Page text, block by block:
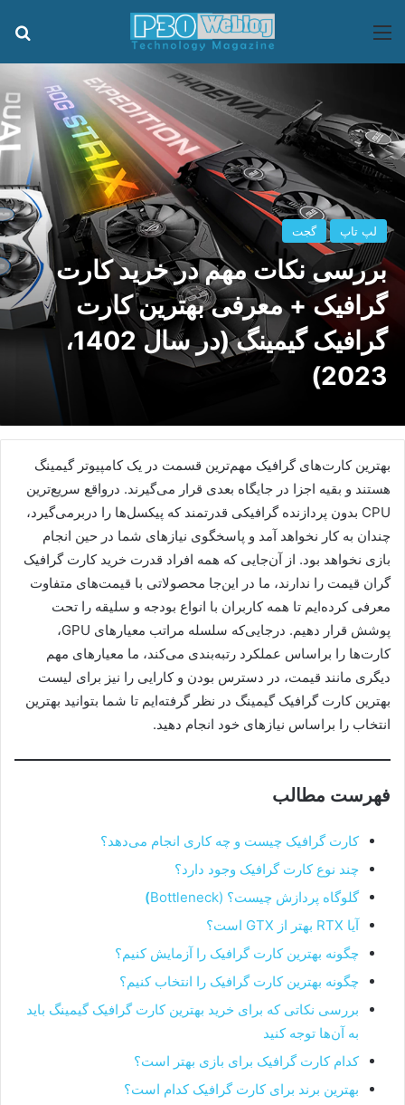
منو
لپ تاپ گجت
بررسی نکات مهم در خرید کارت
گرافیک + معرفی بهترین کارت
گرافیک گیمینگ (در سال 1402،
2023)
بهترین کارت‌های گرافیک مهم‌ترین قسمت در یک کامپیوتر گیمینگ
هستند و بقیه اجزا در جایگاه بعدی قرار می‌گیرند. در‌واقع سریع‌ترین
CPU بدون پردازنده گرافیکی قدرتمند که پیکسل‌ها را در‌بر‌می‌گیرد،
چندان به کار نخواهد آمد و پاسخگوی نیاز‌های شما در حین انجام
بازی نخواهد بود. از آن‌جایی که همه افراد قدرت خرید کارت گرافیک
گران قیمت را ندارند، ما در این‌جا محصولاتی با قیمت‌های متفاوت
معرفی کرده‌ایم تا همه کاربران با انواع بودجه و سلیقه را تحت
پوشش قرار دهیم. در‌جایی‌که سلسله مراتب معیار‌های GPU،
کارت‌ها را بر‌اساس عملکرد رتبه‌بندی می‌کند، ما معیار‌های مهم
دیگری مانند قیمت، در دسترس بودن و کارایی را نیز برای لیست
بهترین کارت گرافیک گیمینگ در نظر گرفته‌ایم تا شما بتوانید بهترین
انتخاب را بر‌اساس نیاز‌های خود انجام دهید.
فهرست مطالب
کارت گرافیک چیست و چه کاری انجام می‌دهد؟
چند نوع کارت گرافیک وجود دارد؟
گلوگاه پردازش چیست؟ (Bottleneck
)
آیا RTX بهتر از GTX است؟
چگونه بهترین کارت گرافیک را آزمایش کنیم؟
چگونه بهترین کارت گرافیک را انتخاب کنیم؟
بررسی نکاتی که برای خرید بهترین کارت گرافیک گیمینگ باید
به آن‌ها توجه کنید
کدام کارت گرافیک برای بازی بهتر است؟
بهترین برند برای کارت گرافیک کدام است؟